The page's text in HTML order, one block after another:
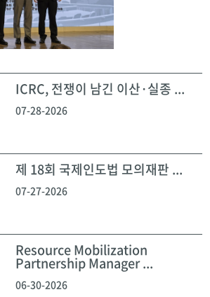
ICRC, 전쟁이 남긴 이산·실종 ...
07-28-2026
제 18회 국제인도법 모의재판 ...
07-27-2026
Resource Mobilization
Partnership Manager ...
06-30-2026